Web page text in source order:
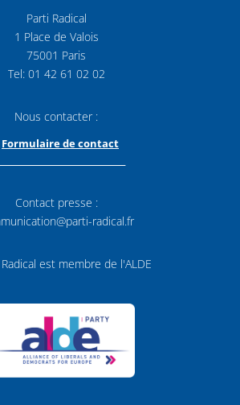
Parti Radical
1 Place de Valois
75001 Paris
Tel: 01 42 61 02 02
Nous contacter :
Formulaire de contact
Contact presse :
radical.fr
est membre de l'ALDE